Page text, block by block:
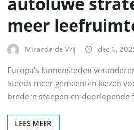
meer
Miranda de Vrij dec 6,
Europa’s binnensteden
Steeds meer gemeenten kiezen
bredere stoepen en doorlopende
LEES MEER